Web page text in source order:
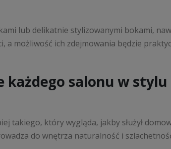
lub delikatnie stylizowanymi bokami,
a możliwość ich zdejmowania będzie
każdego salonu w stylu
takiego, który wygląda, jakby służył
do wnętrza naturalność i